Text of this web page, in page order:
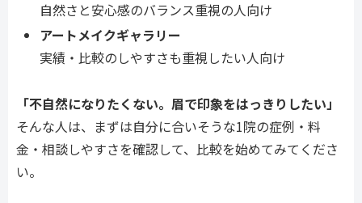
自然さと安心感のバランス重視の人向け
アートメイクギャラリー
実績・比較のしやすさも重視したい人向け
「不自然になりたくない。眉で印象をはっきりしたい」
そんな人は、まずは自分に合いそうな1院の症例・料
金・相談しやすさを確認して、比較を始めてみてくださ
い。